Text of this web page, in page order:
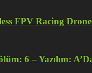
FPV Racing Drone
6 – Yazılım: